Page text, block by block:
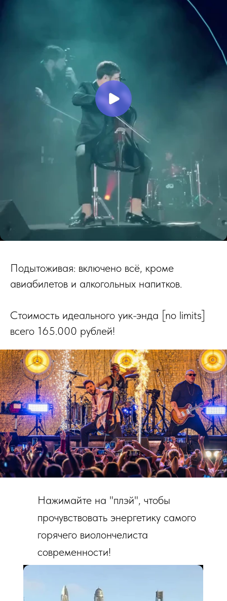
Подытоживая: включено всё, кроме
авиабилетов и алкогольных напитков.
Стоимость идеального уик-энда [no limits]
всего 165.000 рублей!
Нажимайте на "плэй", чтобы
прочувствовать энергетику самого
горячего виолончелиста
современности!